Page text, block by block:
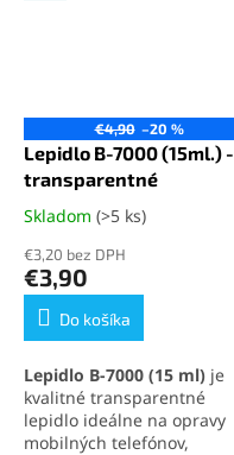
€4,90 –20 %
Lepidlo B-7000 (15ml.) -
transparentné
Priemerné
produktu
je
5,0
hviezdičiek.
Skladom (>5 ks)
€3,20 bez DPH
€3,90
Do košíka
Lepidlo B-7000 (15 ml) je
kvalitné transparentné
lepidlo ideálne na opravy
mobilných telefónov,